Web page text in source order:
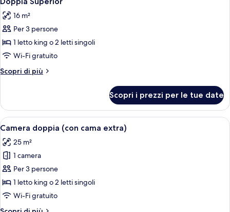
tutte
le
foto
per
Doppia
Superior
16 m²
Per 3 persone
1 letto king o 2 letti singoli
Wi-Fi gratuito
Scopri di più
Altri
Superior
Scopri i prezzi per le tue date
Apri
tutte
le
foto
per
Camera
doppia
Una camera d'albergo con una
5
Camera doppia (con cama extra)
25 m²
1 camera
Per 3 persone
1 letto king o 2 letti singoli
Wi-Fi gratuito